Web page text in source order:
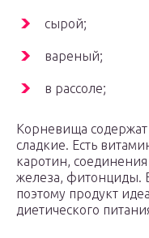
сырой;
вареный;
в рассоле;
Корневища содержат
сладкие. Есть
каротин,
железа, фитонциды.
поэтому продукт
диетического